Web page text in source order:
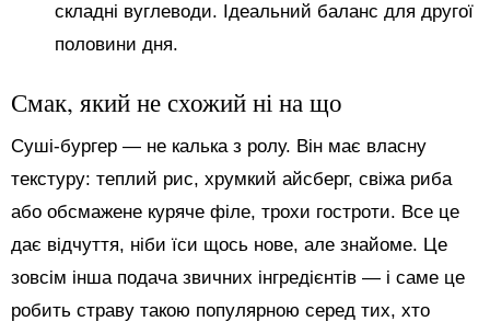
складні вуглеводи. Ідеальний баланс для другої
половини дня.
Смак, який не схожий ні на що
Суші-бургер — не калька з ролу. Він має власну
текстуру: теплий рис, хрумкий айсберг, свіжа риба
або обсмажене куряче філе, трохи гостроти. Все це
дає відчуття, ніби їси щось нове, але знайоме. Це
зовсім інша подача звичних інгредієнтів — і саме це
робить страву такою популярною серед тих, хто